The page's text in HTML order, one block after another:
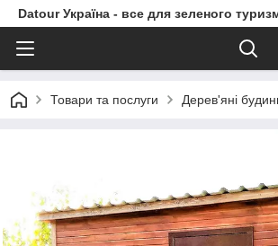
Datour Україна - все для зеленого
Товари та послуги Дерев'яні